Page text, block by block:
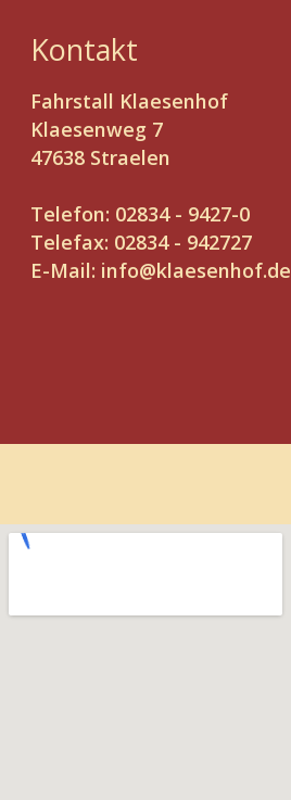
Kontakt
Fahrstall Klaesenhof
Klaesenweg 7
47638 Straelen
Telefon: 02834 - 9427-0
Telefax: 02834 - 942727
E-Mail: info@klaesenhof.de